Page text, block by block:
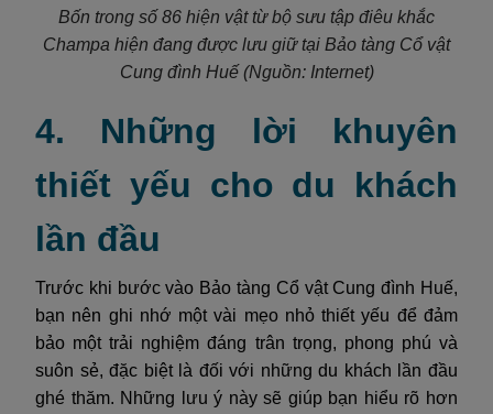
Bốn trong số 86 hiện vật từ bộ sưu tập điêu khắc
Champa hiện đang được lưu giữ tại Bảo tàng Cổ vật
Cung đình Huế (Nguồn: Internet)
4. Những lời khuyên
thiết yếu cho du khách
lần đầu
Trước khi bước vào Bảo tàng Cổ vật Cung đình Huế,
bạn nên ghi nhớ một vài mẹo nhỏ thiết yếu để đảm
bảo một trải nghiệm đáng trân trọng, phong phú và
suôn sẻ, đặc biệt là đối với những du khách lần đầu
ghé thăm. Những lưu ý này sẽ giúp bạn hiểu rõ hơn